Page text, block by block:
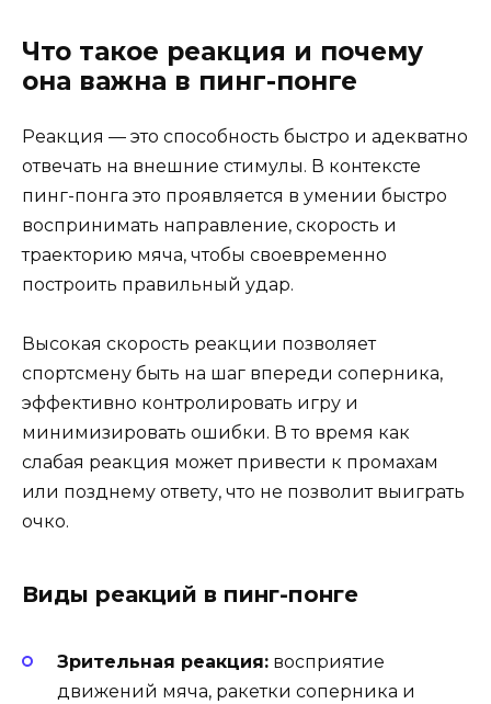
Что такое реакция и почему
она важна в пинг-понге
Реакция — это способность быстро и адекватно
отвечать на внешние стимулы. В контексте
пинг-понга это проявляется в умении быстро
воспринимать направление, скорость и
траекторию мяча, чтобы своевременно
построить правильный удар.
Высокая скорость реакции позволяет
спортсмену быть на шаг впереди соперника,
эффективно контролировать игру и
минимизировать ошибки. В то время как
слабая реакция может привести к промахам
или позднему ответу, что не позволит выиграть
очко.
Виды реакций в пинг-понге
Зрительная реакция: восприятие
движений мяча, ракетки соперника и